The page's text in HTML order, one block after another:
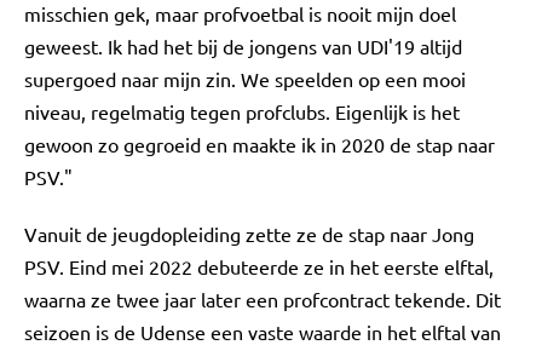
misschien gek, maar profvoetbal is nooit mijn doel
geweest. Ik had het bij de jongens van UDI'19 altijd
supergoed naar mijn zin. We speelden op een mooi
niveau, regelmatig tegen profclubs. Eigenlijk is het
gewoon zo gegroeid en maakte ik in 2020 de stap naar
PSV."
Vanuit de jeugdopleiding zette ze de stap naar Jong
PSV. Eind mei 2022 debuteerde ze in het eerste elftal,
waarna ze twee jaar later een profcontract tekende. Dit
seizoen is de Udense een vaste waarde in het elftal van